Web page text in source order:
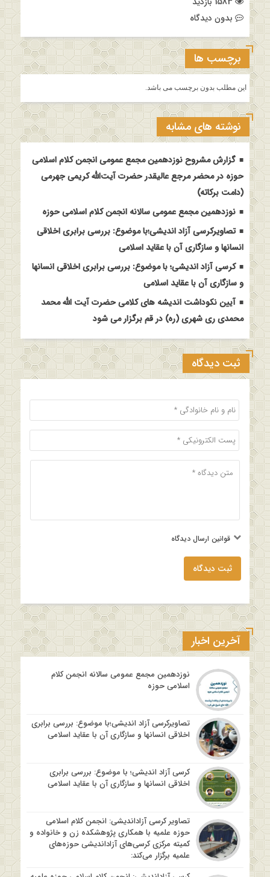
بدون دیدگاه
برچسب ها
این مطلب بدون برچسب می باشد.
نوشته های مشابه
گزارش مشروح نوزدهمین مجمع عمومی انجمن کلام اسلامی
حوزه در محضر مرجع عالیقدر حضرت آیت‌الله کریمی جهرمی
(دامت برکاته)
نوزدهمین مجمع عمومی سالانه انجمن کلام اسلامی حوزه
تصاویرکرسی آزاد اندیشی؛با موضوع: بررسی برابری اخلاقی
انسانها و سازگاری آن با عقاید اسلامی
کرسی آزاد اندیشی؛ با موضوع: بررسی برابری اخلاقی انسانها
و سازگاری آن با عقاید اسلامی
آیین نکوداشت اندیشه های کلامی حضرت آیت الله محمد
محمدی ری شهری (ره) در قم برگزار می شود
ثبت دیدگاه
قوانین ارسال دیدگاه
ثبت دیدگاه
آخرین اخبار
نوزدهمین مجمع عمومی سالانه انجمن کلام
اسلامی حوزه
تصاویرکرسی آزاد اندیشی؛با موضوع: بررسی برابری
اخلاقی انسانها و سازگاری آن با عقاید اسلامی
کرسی آزاد اندیشی؛ با موضوع: بررسی برابری
اخلاقی انسانها و سازگاری آن با عقاید اسلامی
تصاویر کرسی آزاداندیشی: انجمن کلام اسلامی
حوزه علمیه با همکاری پژوهشکده زن و خانواده و
کمیته مرکزی کرسی‌های آزاداندیشی حوزه‌های
علمیه برگزار می‌کند: